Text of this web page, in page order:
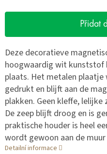
Přidat
Deze decoratieve
hoogwaardig wit kunststof
plaats. Het metalen
gedrukt en blijft aan de
plakken. Geen kleffe,
De zeep blijft droog en is
praktische houder is heel
wordt gewoon aan de
Detailní informace